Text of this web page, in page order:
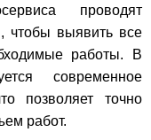
проводят
чтобы выявить все
работы. В
современное
позволяет точно
работ.